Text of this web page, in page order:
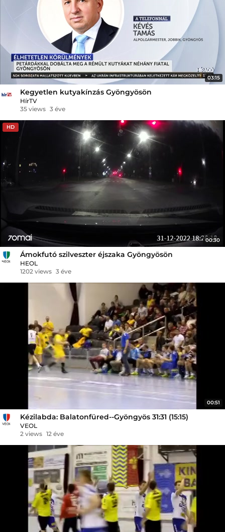
03:15
Kegyetlen kutyakínzás Gyöngyösön
HírTV
35 views 3 éve
HD
00:30
Ámokfutó szilveszter éjszaka Gyöngyösön
HEOL
1202 views 3 éve
00:51
Kézilabda: Balatonfüred--Gyöngyös 31:31 (15:15)
VEOL
2 views 12 éve